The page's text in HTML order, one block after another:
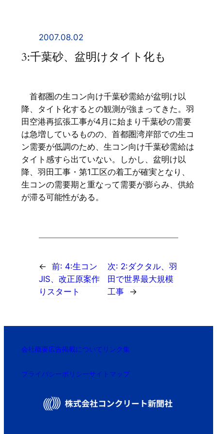
2007.08.02
3:千葉砂、盆明けタイト化も
首都圏の生コン向け千葉砂需給が盆明け以
降、タイト化するとの観測が強まってきた。羽
田空港再拡張工事が4月に始まり千葉砂の需要
は急増しているものの、首都圏湾岸部での生コ
ン需要が低調のため、生コン向け千葉砂需給は
タイト感すら出ていない。しかし、盆明け以
降、羽田工事・第1工区の着工が確実となり、
生コンの需要期と重なって需要が膨らみ、供給
が滞る可能性がある。
← 前: 4:生コン
JIS、改正原案作
りスタート
次: 2:ダクタル、羽
田で世界最大規模
工事
→
会社概要広告掲載について リンク集
プライバシーポリシーサイトマップ